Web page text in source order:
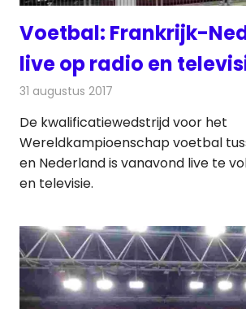
Voetbal: Frankrijk-
live op radio en
31 augustus 2017
De kwalificatiewedstrijd voor het
Wereldkampioenschap voetbal
en Nederland is vanavond live te
en televisie.